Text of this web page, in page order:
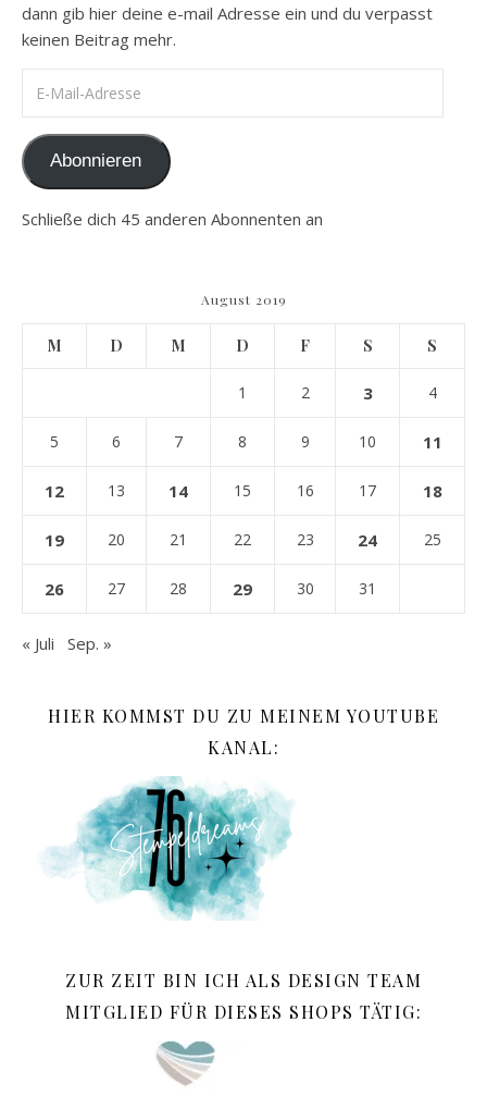
dann gib hier deine e-mail Adresse ein und du verpasst
keinen Beitrag mehr.
Abonnieren
Schließe dich 45 anderen Abonnenten an
August 2019
M D M D F S S
1 2 3 4
5 6 7 8 9 10 11
12 13 14 15 16 17 18
19 20 21 22 23 24 25
26 27 28 29 30 31
« Juli Sep. »
HIER KOMMST DU ZU MEINEM YOUTUBE
KANAL:
ZUR ZEIT BIN ICH ALS DESIGN TEAM
MITGLIED FÜR DIESES SHOPS TÄTIG: